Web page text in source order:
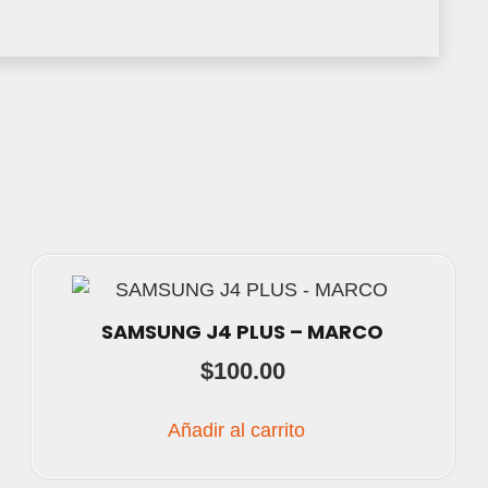
SAMSUNG J4 PLUS – MARCO
$100.00
Añadir al carrito